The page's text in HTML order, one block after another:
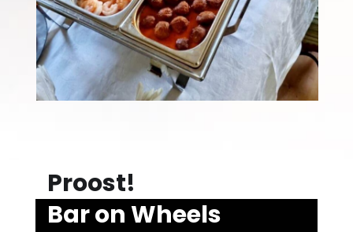
Proost!
Bar on Wheels